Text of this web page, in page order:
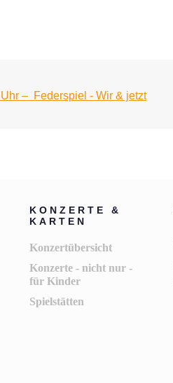
–  Federspiel - Wir & jetzt
KONZERTE &
KARTEN
Konzertübersicht
Konzerte - nicht nur -
für Kinder
Spielstätten